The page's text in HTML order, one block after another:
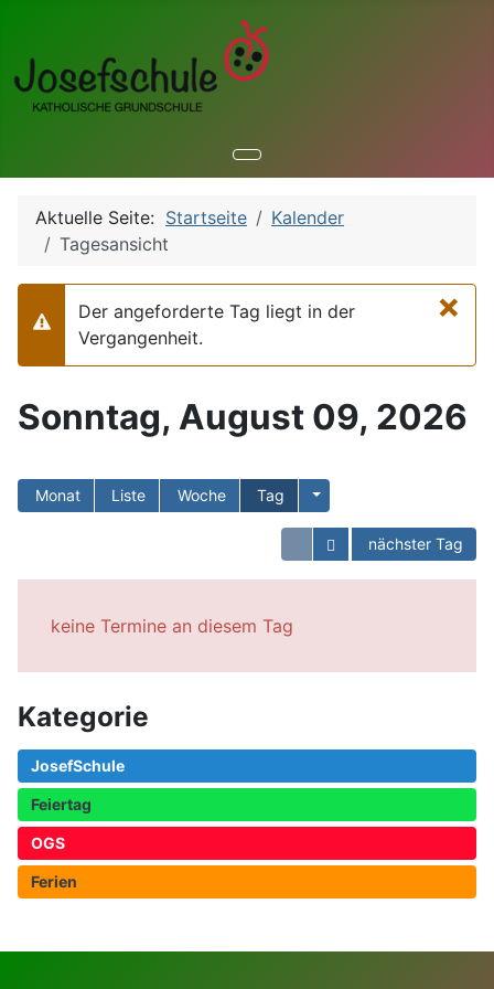
Aktuelle Seite: Startseite
Kalender
Tagesansicht
×
Warnung
Der angeforderte Tag liegt in der
Vergangenheit.
Sonntag, August 09, 2026
Monat Liste Woche Tag
Kalender öffnen
nächster Tag
keine Termine an diesem Tag
Kategorie
JosefSchule
Feiertag
OGS
Ferien